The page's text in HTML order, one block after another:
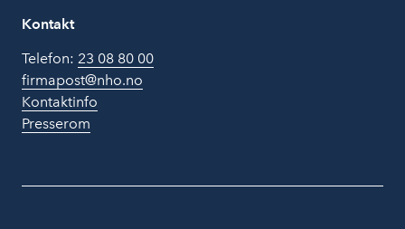
Kontakt
Telefon: 23 08 80 00
firmapost@nho.no
Kontaktinfo
Presserom